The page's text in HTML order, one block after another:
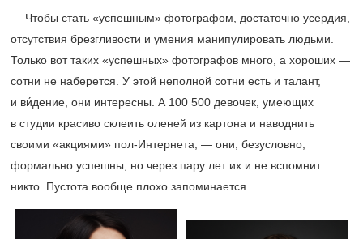
— Чтобы стать «успешным» фотографом, достаточно усердия,
отсутствия брезгливости и умения манипулировать людьми.
Только вот таких «успешных» фотографов много, а хороших —
сотни не наберется. У этой неполной сотни есть и талант,
и ви́дение, они интересны. А 100 500 девочек, умеющих
в студии красиво склеить оленей из картона и наводнить
своими «акциями» пол-Интернета, — они, безусловно,
формально успешны, но через пару лет их и не вспомнит
никто. Пустота вообще плохо запоминается.